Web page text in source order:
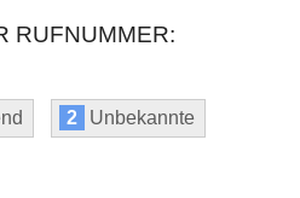
RUFNUMMER:
2 Unbekannte